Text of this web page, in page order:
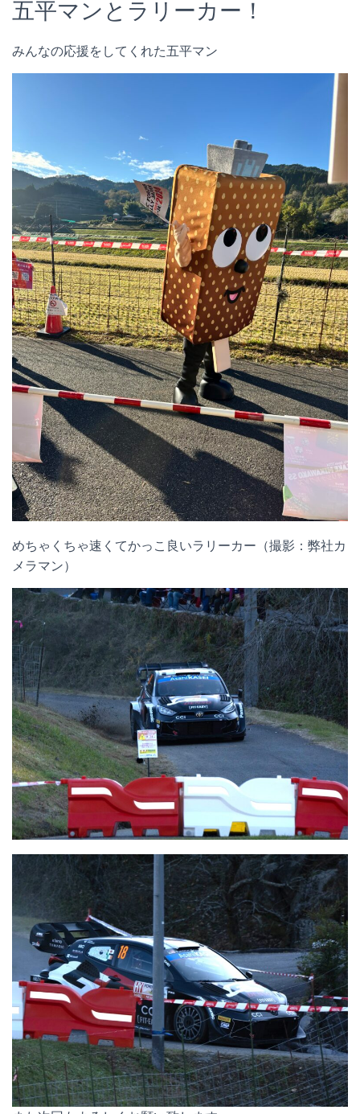
五平マンとラリーカー！
みんなの応援をしてくれた五平マン
めちゃくちゃ速くてかっこ良いラリーカー（撮影：弊社カ
メラマン）